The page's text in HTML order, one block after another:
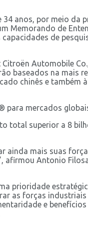
34 anos, por meio da
Memorando de
de
Automobile
baseados na mais
chinês e também
para mercados
total superior a 8
ainda mais suas
afirmou Antonio
prioridade
as forças industriais
e